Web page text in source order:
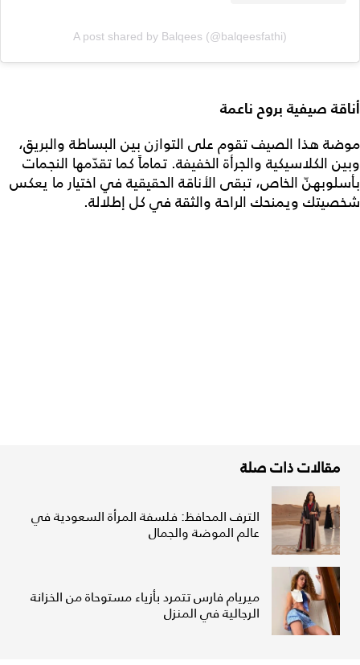
A post shared by Balqees (@balqeesfathi)
أناقة صيفية بروح ناعمة
موضة هذا الصيف تقوم على التوازن بين البساطة والبريق،
وبين الكلاسيكية والجرأة الخفيفة. تماماً كما تقدّمها النجمات
بأسلوبهنّ الخاص، تبقى الأناقة الحقيقية في اختيار ما يعكس
شخصيتك ويمنحك الراحة والثقة في كل إطلالة.
مقالات ذات صلة
الترف المحافظ: فلسفة المرأة السعودية في
عالم الموضة والجمال
ميريام فارس تتمرد بأزياء مستوحاة من الخزانة
الرجالية في المنزل